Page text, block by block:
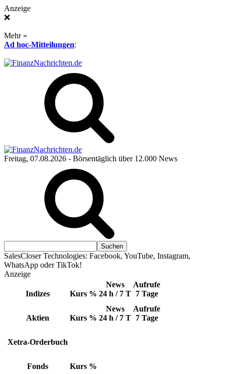
Anzeige
❌
Mehr »
Ad hoc-Mitteilungen:
Freitag, 07.08.2026 - Börsentäglich über 12.000 News
SalesCloser Technologies: Facebook, YouTube, Instagram,
WhatsApp oder TikTok!
Anzeige
Indizes Kurs %
News
24 h / 7 T
Aufrufe
7 Tage
Aktien Kurs %
News
24 h / 7 T
Aufrufe
7 Tage
Xetra-Orderbuch
Fonds Kurs %